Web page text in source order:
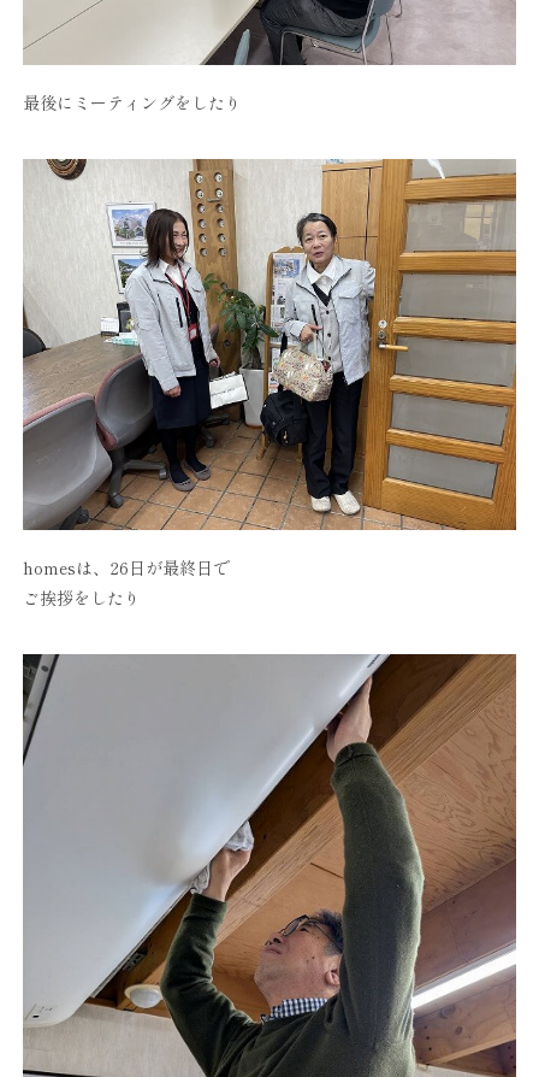
最後にミーティングをしたり
homesは、26日が最終日で
ご挨拶をしたり